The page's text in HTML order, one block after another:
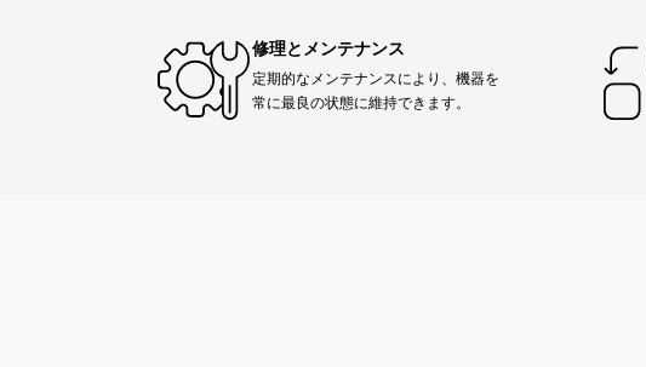
修理とメンテナンス
定期的なメンテナンスにより、機器を
常に最良の状態に維持できます。